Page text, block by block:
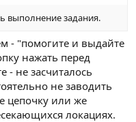
выполнение задания.
- "помогите и выдайте
нажать перед
не засчиталось
не заводить
цепочку или же
локациях.